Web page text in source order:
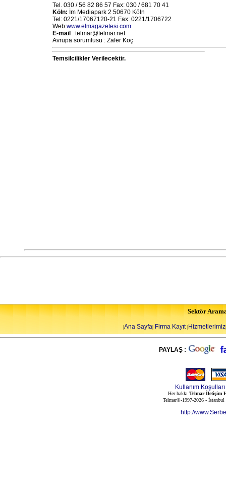
Tel. 030 / 56 82 86 57 Fax: 030 / 681 70 41
Köln: İm Mediapark 2 50670 Köln
Tel: 0221/17067120-21 Fax: 0221/1706722
Web:www.elmagazetesi.com
E-mail : telmar@telmar.net
Avrupa sorumlusu : Zafer Koç
Temsilcilikler Verilecektir.
Sektör
|Ana Sayfa| Firma Kayıt|Hizmetlerimiz|
PAYLAŞ :
Kullanım Koşulları
Her hakkı Telmar İletişim
Telmar©-1997-2026 -
http://